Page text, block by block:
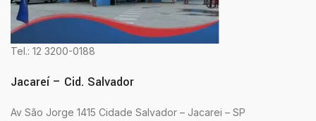
Tel.: 12 3200-0188
Jacareí – Cid. Salvador
Av São Jorge 1415 Cidade Salvador – Jacarei – SP